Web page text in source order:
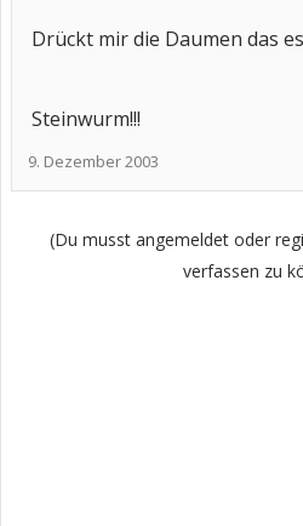
Drückt mir die Daumen das
Steinwurm!!!
9. Dezember 2003
(Du musst angemeldet oder
verfassen zu